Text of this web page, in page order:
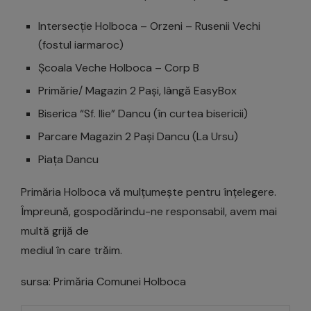
Intersecție Holboca – Orzeni – Rusenii Vechi
(fostul iarmaroc)
Școala Veche Holboca – Corp B
Primărie/ Magazin 2 Pași, lângă EasyBox
Biserica “Sf. Ilie” Dancu (în curtea bisericii)
Parcare Magazin 2 Pași Dancu (La Ursu)
Piața Dancu
Primăria Holboca vă mulțumește pentru înțelegere.
Împreună, gospodărindu-ne responsabil, avem mai
multă grijă de
mediul în care trăim.
sursa: Primăria Comunei Holboca